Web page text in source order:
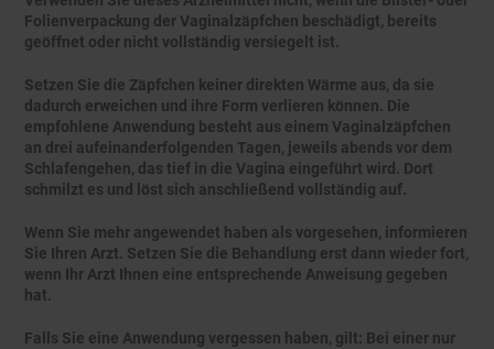
Folienverpackung der Vaginalzäpfchen beschädigt, bereits
geöffnet oder nicht vollständig versiegelt ist.
Setzen Sie die Zäpfchen keiner direkten Wärme aus, da sie
dadurch erweichen und ihre Form verlieren können. Die
empfohlene Anwendung besteht aus einem Vaginalzäpfchen
an drei aufeinanderfolgenden Tagen, jeweils abends vor dem
Schlafengehen, das tief in die Vagina eingeführt wird. Dort
schmilzt es und löst sich anschließend vollständig auf.
Wenn Sie mehr angewendet haben als vorgesehen, informieren
Sie Ihren Arzt. Setzen Sie die Behandlung erst dann wieder fort,
wenn Ihr Arzt Ihnen eine entsprechende Anweisung gegeben
hat.
Falls Sie eine Anwendung vergessen haben, gilt: Bei einer nur